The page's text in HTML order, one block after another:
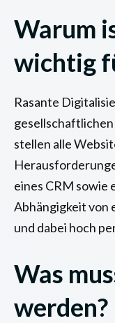
Warum
wichtig
Rasante
stellen alle
eines CRM sowie
Abhängigkeit von
und dabei hoch
Was
werden?